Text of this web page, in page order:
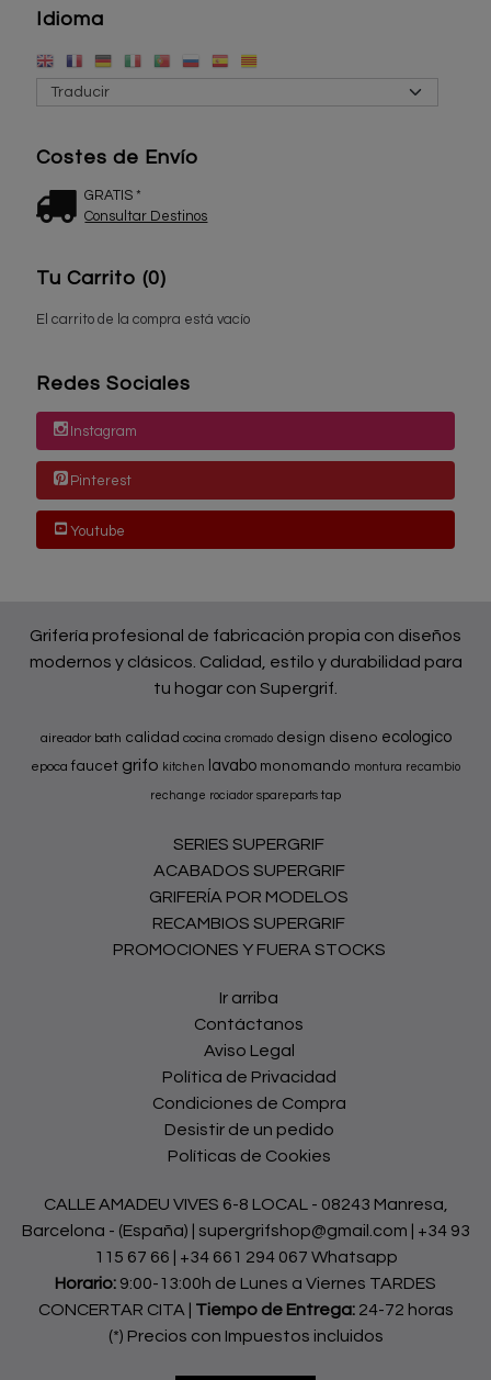
Idioma
Costes de Envío
GRATIS *
Consultar Destinos
Tu Carrito (0)
El carrito de la compra está vacío
Redes Sociales
Instagram
Pinterest
Youtube
Grifería profesional de fabricación propia con diseños
modernos y clásicos. Calidad, estilo y durabilidad para
tu hogar con Supergrif.
aireador bath calidad cocina cromado design diseno ecologico
epoca faucet grifo kitchen lavabo monomando montura recambio
rechange rociador spareparts tap
SERIES SUPERGRIF
ACABADOS SUPERGRIF
GRIFERÍA POR MODELOS
RECAMBIOS SUPERGRIF
PROMOCIONES Y FUERA STOCKS
Ir arriba
Contáctanos
Aviso Legal
Política de Privacidad
Condiciones de Compra
Desistir de un pedido
Políticas de Cookies
CALLE AMADEU VIVES 6-8 LOCAL - 08243 Manresa,
Barcelona - (España) | supergrifshop@gmail.com | +34 93
115 67 66
+34 661 294 067 Whatsapp
Horario: 9:00-13:00h de Lunes a Viernes TARDES
CONCERTAR CITA | Tiempo de Entrega: 24-72 horas
(*) Precios con Impuestos incluidos